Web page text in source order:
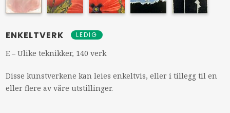
ENKELTVERK LEDIG
E – Ulike teknikker, 140 verk
Disse kunstverkene kan leies enkeltvis, eller i tillegg til en
eller flere av våre utstillinger.